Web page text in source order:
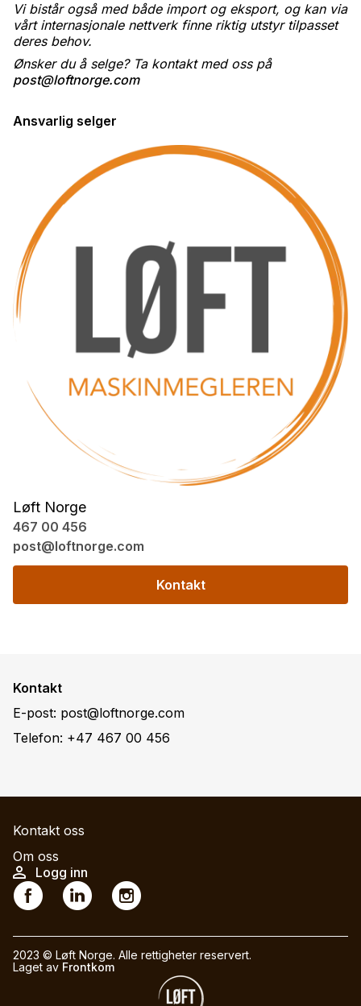
Vi bistår også med både import og eksport, og kan via
vårt internasjonale nettverk finne riktig utstyr tilpasset
deres behov.
Ønsker du å selge? Ta kontakt med oss på
post@loftnorge.com
Ansvarlig selger
Løft Norge
467 00 456
post@loftnorge.com
Kontakt
Kontakt
E-post: post@loftnorge.com
Telefon: +47 467 00 456
M
a
i
n
a
v
Kontakt oss
Om oss
U
s
r
a
Logg inn
S
o
c
i
2023 © Løft Norge. Alle rettigheter reservert.
Laget av Frontkom